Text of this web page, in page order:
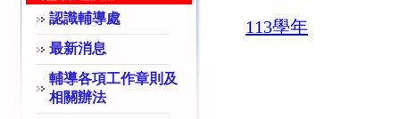
認識輔導處
最新消息
輔導各項工作章則及
相關辦法
113學年